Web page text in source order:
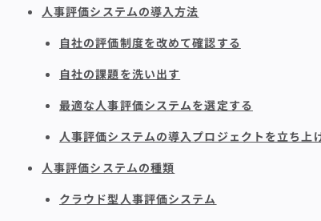
人事評価システムの導入方法
自社の評価制度を改めて確認する
自社の課題を洗い出す
最適な人事評価システムを選定する
人事評価システムの導入プロジェクトを立ち上
人事評価システムの種類
クラウド型人事評価システム